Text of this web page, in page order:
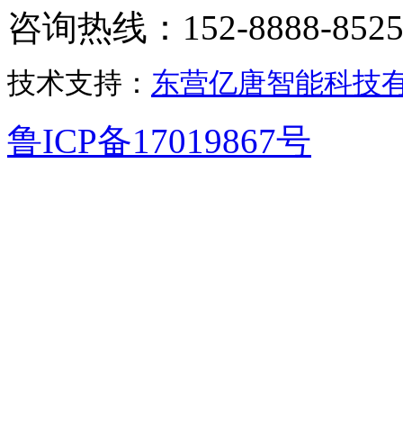
咨询热线：152-8888-8525
技术支持： 东营亿唐智能科技
鲁ICP备17019867号